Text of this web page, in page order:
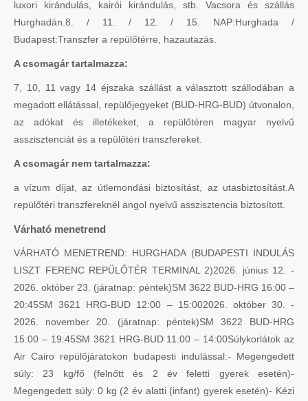
luxori kirándulás, kairói kirándulás, stb. Vacsora és szállás
Hurghadán.8. / 11. / 12. / 15. NAP:Hurghada /
Budapest:Transzfer a repülőtérre, hazautazás.
A csomagár tartalmazza:
7, 10, 11 vagy 14 éjszaka szállást a választott szállodában a
megadott ellátással, repülőjegyeket (BUD-HRG-BUD) útvonalon,
az adókat és illetékeket, a repülőtéren magyar nyelvű
asszisztenciát és a repülőtéri transzfereket.
A csomagár nem tartalmazza:
a vízum díjat, az útlemondási biztosítást, az utasbiztosítást.A
repülőtéri transzfereknél angol nyelvű asszisztencia biztosított.
Várható menetrend
VÁRHATÓ MENETREND: HURGHADA (BUDAPESTI INDULÁS
LISZT FERENC REPÜLŐTÉR TERMINAL 2)2026. június 12. -
2026. október 23. (járatnap: péntek)SM 3622 BUD-HRG 16:00 –
20:45SM 3621 HRG-BUD 12:00 – 15:002026. október 30. -
2026. november 20. (járatnap: péntek)SM 3622 BUD-HRG
15:00 – 19:45SM 3621 HRG-BUD 11:00 – 14:00Súlykorlátok az
Air Cairo repülőjáratokon budapesti indulással:- Megengedett
súly: 23 kg/fő (felnőtt és 2 év feletti gyerek esetén)-
Megengedett súly: 0 kg (2 év alatti (infant) gyerek esetén)- Kézi